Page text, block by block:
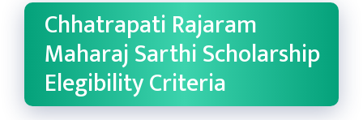
Chhatrapati Rajaram
Maharaj Sarthi Scholarship
Elegibility Criteria